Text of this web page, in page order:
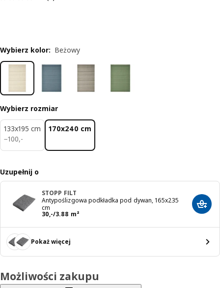
Wybierz kolor: Beżowy
Wybierz rozmiar
133x195 cm
−100,-
100,-
170x240 cm
Uzupełnij o
STOPP FILT
Antypoślizgowa podkładka pod dywan, 165x235
cm
30,-/3.88 m²
Cena 30,-/3.88 m²
Pokaż więcej
Możliwości zakupu